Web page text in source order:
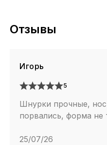
Отзывы
Игорь
5
Шнурки прочные,
порвались, форма не
25/07/26